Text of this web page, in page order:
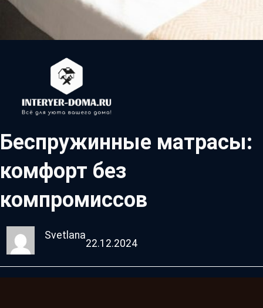
Беспружинные матрасы:
комфорт без
компромиссов
Svetlana
22.12.2024